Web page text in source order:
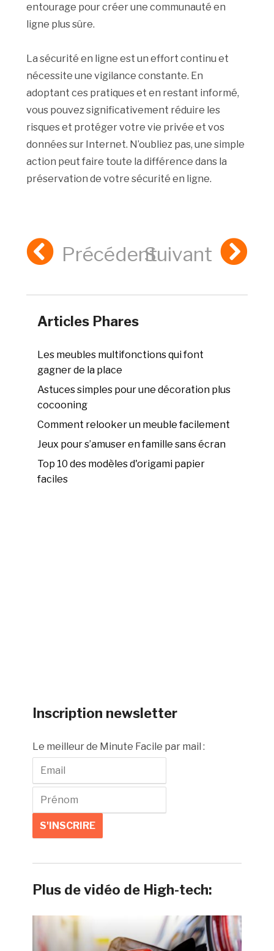
entourage pour créer une communauté en
ligne plus sûre.
La sécurité en ligne est un effort continu et
nécessite une vigilance constante. En
adoptant ces pratiques et en restant informé,
vous pouvez significativement réduire les
risques et protéger votre vie privée et vos
données sur Internet. N’oubliez pas, une simple
action peut faire toute la différence dans la
préservation de votre sécurité en ligne.
PrécédentSuivant
Articles Phares
Les meubles multifonctions qui font
gagner de la place
Astuces simples pour une décoration plus
cocooning
Comment relooker un meuble facilement
Jeux pour s’amuser en famille sans écran
Top 10 des modèles d'origami papier
faciles
Inscription newsletter
Le meilleur de Minute Facile par mail :
Plus de vidéo de High-tech: